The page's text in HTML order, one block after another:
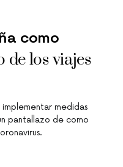
como
de los viajes
medidas
pantallazo de como